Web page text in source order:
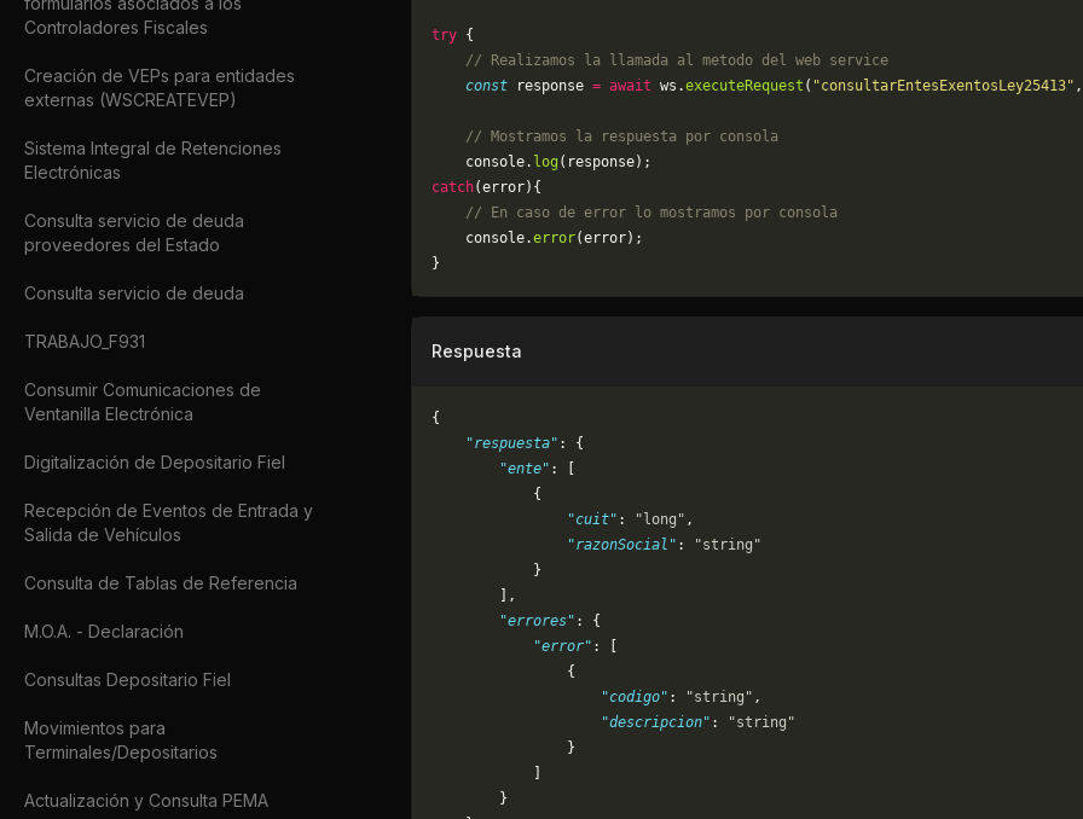
Controladores Fiscales
Creación de VEPs para entidades
externas (WSCREATEVEP)
Sistema Integral de Retenciones
Electrónicas
Consulta servicio de deuda
proveedores del Estado
Consulta servicio de deuda
TRABAJO_F931
Consumir Comunicaciones de
Ventanilla Electrónica
Digitalización de Depositario Fiel
Recepción de Eventos de Entrada y
Salida de Vehículos
Consulta de Tablas de Referencia
M.O.A. - Declaración
Consultas Depositario Fiel
Movimientos para
Terminales/Depositarios
Actualización y Consulta PEMA
try {
    // Realizamos la llamada al metodo del web service
    const
response = await ws.executeRequest ( "consultarEntesExentosLey25413"
    // Mostramos la respuesta por consola
    console.
log (response);
catch(error){
    // En caso de error lo mostramos por consola
	console.
error(error);
}
Respuesta
{
    "respuesta"
: {
        "ente"
: [
            {
                "cuit"
: "long" ,
                "razonSocial"
:
"string"
            }
        ],
        "errores"
: {
            "error"
: [
                {
                    "codigo"
: "string" ,
                    "descripcion"
:
"string"
                }
        }